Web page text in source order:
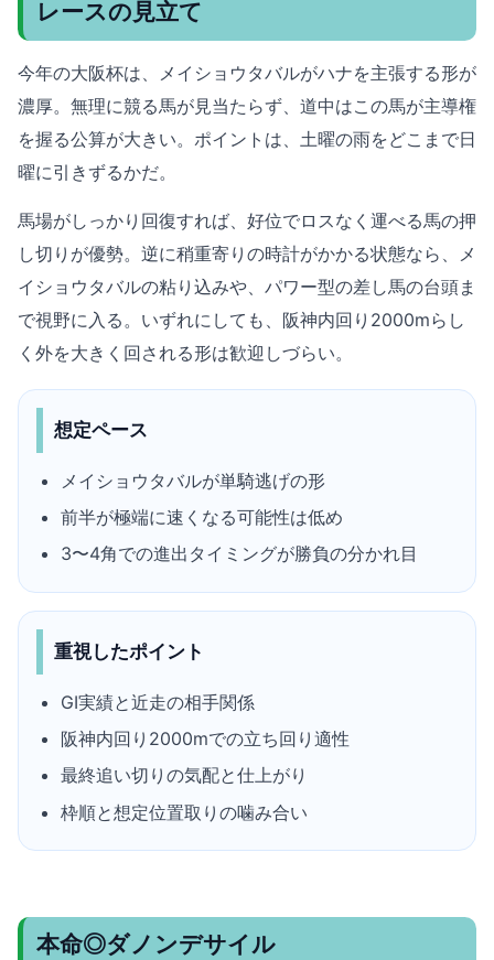
レースの見立て
今年の大阪杯は、メイショウタバルがハナを主張する形が
濃厚。無理に競る馬が見当たらず、道中はこの馬が主導権
を握る公算が大きい。ポイントは、土曜の雨をどこまで日
曜に引きずるかだ。
馬場がしっかり回復すれば、好位でロスなく運べる馬の押
し切りが優勢。逆に稍重寄りの時計がかかる状態なら、メ
イショウタバルの粘り込みや、パワー型の差し馬の台頭ま
で視野に入る。いずれにしても、阪神内回り2000mらし
く外を大きく回される形は歓迎しづらい。
想定ペース
メイショウタバルが単騎逃げの形
前半が極端に速くなる可能性は低め
3〜4角での進出タイミングが勝負の分かれ目
重視したポイント
GI実績と近走の相手関係
阪神内回り2000mでの立ち回り適性
最終追い切りの気配と仕上がり
枠順と想定位置取りの噛み合い
本命◎ダノンデサイル